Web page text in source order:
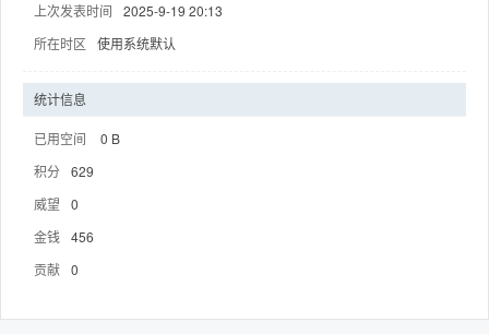
上次发表时间
2025-9-19 20:13
所在时区
使用系统默认
统计信息
已用空间
0 B
积分 629
威望
0
金钱
456
贡献 0